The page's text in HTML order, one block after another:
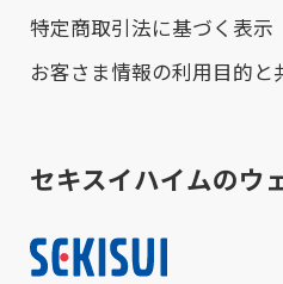
特定商取引法に基づく表示
お客さま情報の利用目的
セキスイハイムのウ